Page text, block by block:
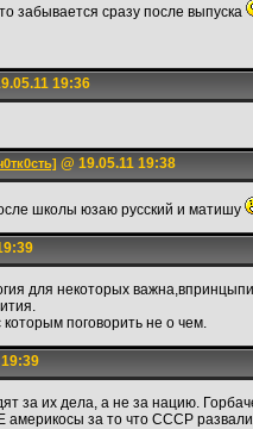
забывается сразу после выпуска
19:36
@ 19.05.11 19:38
школы юзаю русский и матишу
для некоторых
поговорить не о чем.
за их дела, а не за нацию.
за то что СССР